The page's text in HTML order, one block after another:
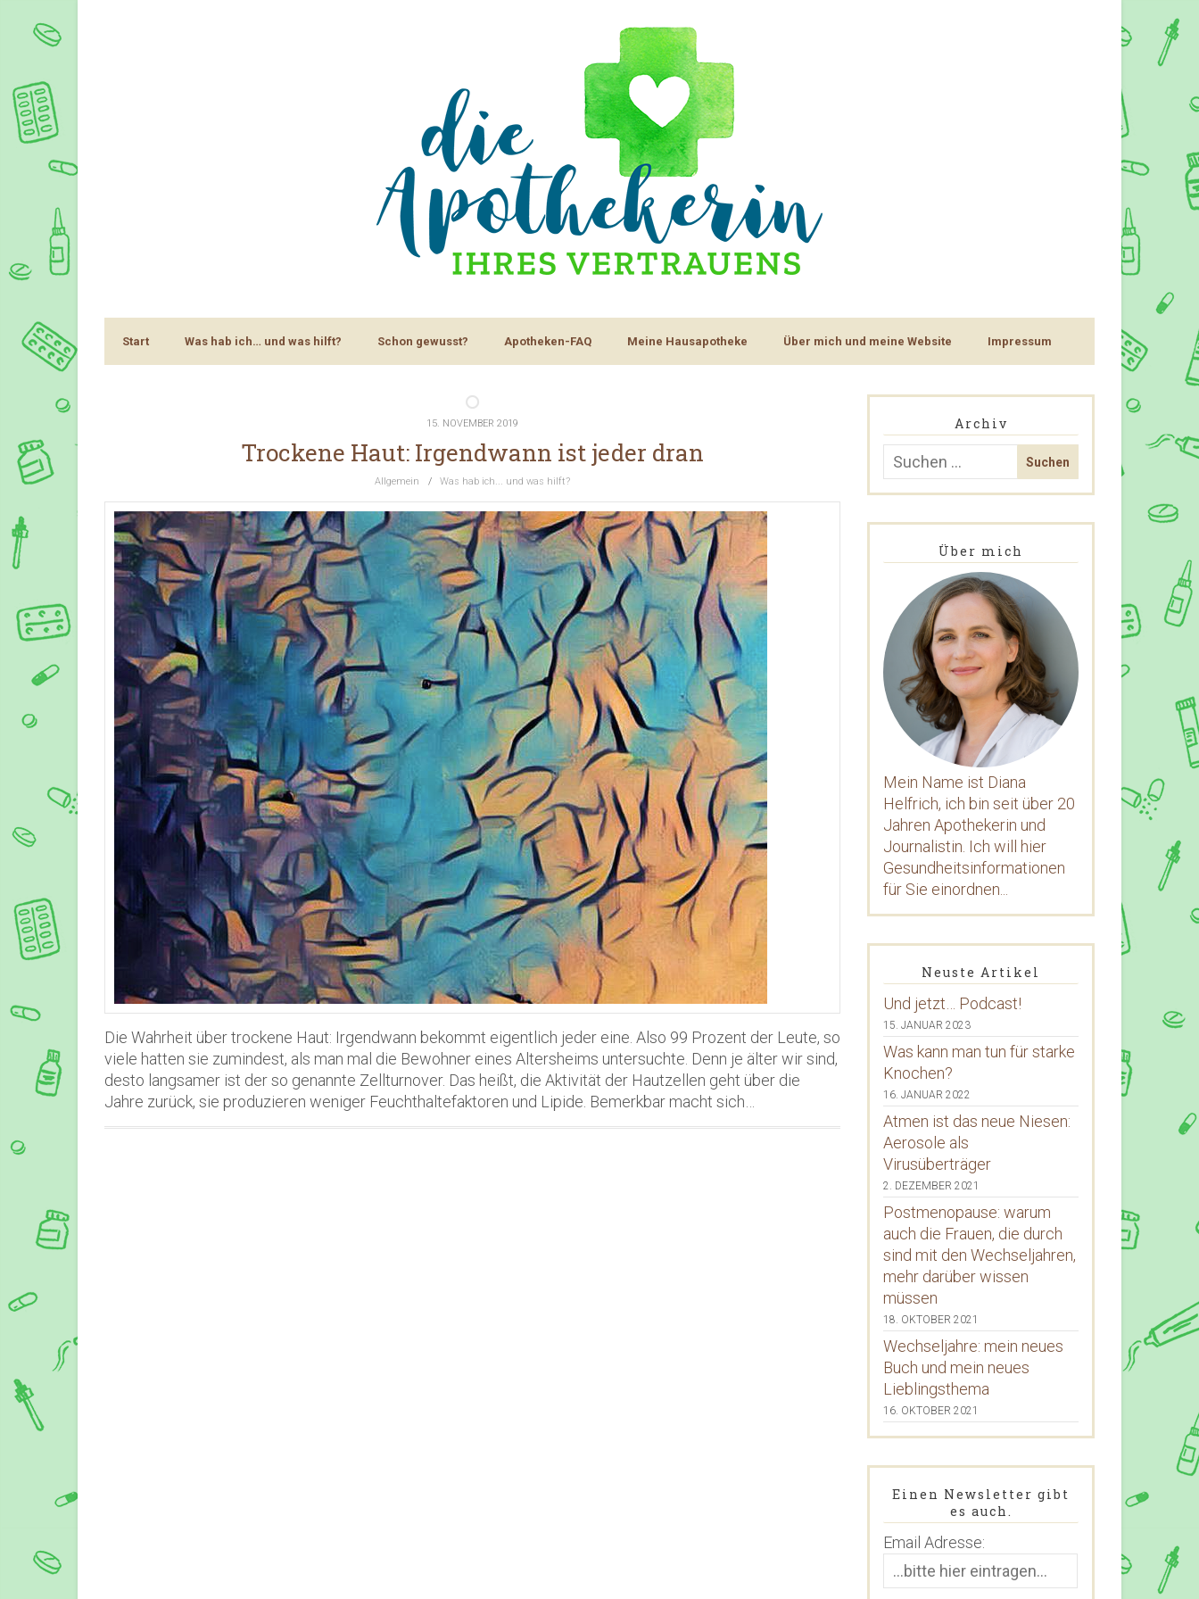
Start Was hab ich… und was hilft? Schon gewusst? Apotheken-FAQ Meine Hausapotheke Über mich und meine Website Impressum
15. NOVEMBER 2019
Trockene Haut: Irgendwann ist jeder dran
Allgemein / Was hab ich... und was hilft?
Die Wahrheit über trockene Haut: Irgendwann bekommt eigentlich jeder eine. Also 99 Prozent der Leute, so
viele hatten sie zumindest, als man mal die Bewohner eines Altersheims untersuchte. Denn je älter wir sind,
desto langsamer ist der so genannte Zellturnover. Das heißt, die Aktivität der Hautzellen geht über die
Jahre zurück, sie produzieren weniger Feuchthaltefaktoren und Lipide. Bemerkbar macht sich…
Archiv
Über mich
Mein Name ist Diana
Helfrich, ich bin seit über 20
Jahren Apothekerin und
Journalistin. Ich will hier
Gesundheitsinformationen
für Sie einordnen...
Neuste Artikel
Und jetzt… Podcast!
15. JANUAR 2023
Was kann man tun für starke
Knochen?
16. JANUAR 2022
Atmen ist das neue Niesen:
Aerosole als
Virusüberträger
2. DEZEMBER 2021
Postmenopause: warum
auch die Frauen, die durch
sind mit den Wechseljahren,
mehr darüber wissen
müssen
18. OKTOBER 2021
Wechseljahre: mein neues
Buch und mein neues
Lieblingsthema
16. OKTOBER 2021
Einen Newsletter gibt
es auch.
Email Adresse: